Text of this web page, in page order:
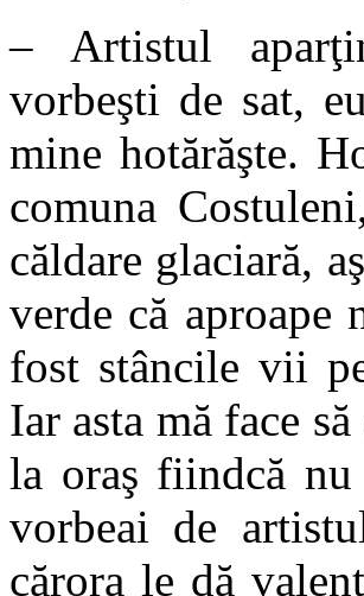
– Artistul
vorbeşti de sat,
mine hotărăşte.
comuna
căldare glaciară,
verde că aproape
fost stâncile vii
Iar asta mă face
la oraş fiindcă
vorbeai de
cărora le dă